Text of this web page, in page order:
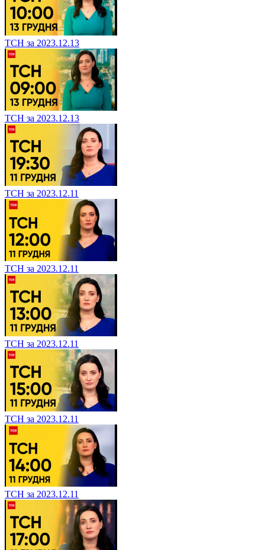
ТСН за 2023.12.13
ТСН за 2023.12.13
ТСН за 2023.12.11
ТСН за 2023.12.11
ТСН за 2023.12.11
ТСН за 2023.12.11
ТСН за 2023.12.11